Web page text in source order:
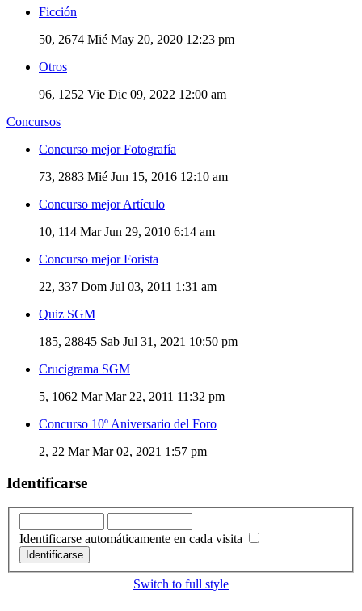
Ficción
50, 2674 Mié May 20, 2020 12:23 pm
Otros
96, 1252 Vie Dic 09, 2022 12:00 am
Concursos
Concurso mejor Fotografía
73, 2883 Mié Jun 15, 2016 12:10 am
Concurso mejor Artículo
10, 114 Mar Jun 29, 2010 6:14 am
Concurso mejor Forista
22, 337 Dom Jul 03, 2011 1:31 am
Quiz SGM
185, 28845 Sab Jul 31, 2021 10:50 pm
Crucigrama SGM
5, 1062 Mar Mar 22, 2011 11:32 pm
Concurso 10º Aniversario del Foro
2, 22 Mar Mar 02, 2021 1:57 pm
Identificarse
Identificarse automáticamente en cada visita
Switch to full style